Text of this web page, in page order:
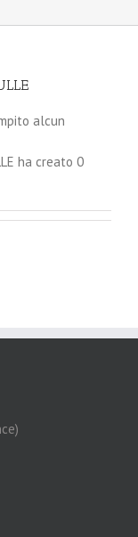
alcun
ha creato 0